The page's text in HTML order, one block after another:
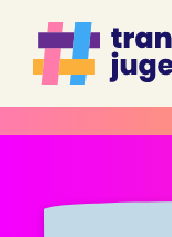
Inhalt
springen